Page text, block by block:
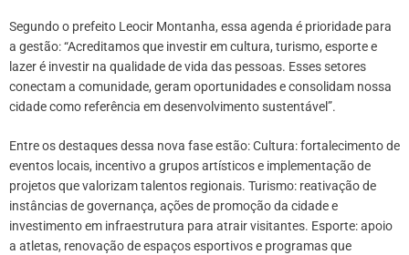
Segundo o prefeito Leocir Montanha, essa agenda é prioridade para
a gestão: “Acreditamos que investir em cultura, turismo, esporte e
lazer é investir na qualidade de vida das pessoas. Esses setores
conectam a comunidade, geram oportunidades e consolidam nossa
cidade como referência em desenvolvimento sustentável”.
Entre os destaques dessa nova fase estão: Cultura: fortalecimento de
eventos locais, incentivo a grupos artísticos e implementação de
projetos que valorizam talentos regionais. Turismo: reativação de
instâncias de governança, ações de promoção da cidade e
investimento em infraestrutura para atrair visitantes. Esporte: apoio
a atletas, renovação de espaços esportivos e programas que